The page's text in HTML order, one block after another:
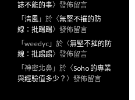
誌不能的事〉發佈留言
「 清風 」於〈無堅不摧的防
線：批踢踢〉發佈留言
「 weedyc 」於〈無堅不摧的防
線：批踢踢〉發佈留言
「 神密北鼻 」於〈Soho 的專業
與經驗值多少？ 〉發佈留言